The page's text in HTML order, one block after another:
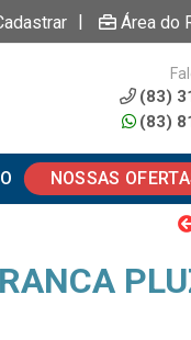
| Área do
(83)
(83)
NOSSAS